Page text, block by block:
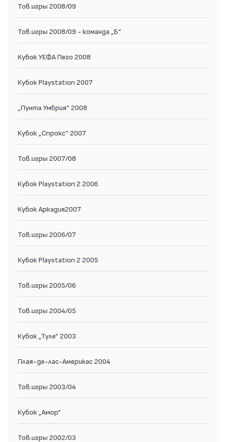
Тов.игры 2008/09
Тов.игры 2008/09 - команда „Б“
Кубок УЕФА Пего 2008
Кубок Playstation 2007
„Пунта Умбрия“ 2008
Кубок „Спрокс“ 2007
Тов.игры 2007/08
Кубок Playstation 2 2006
Кубок Аркадия2007
Тов.игры 2006/07
Кубок Playstation 2 2005
Тов.игры 2005/06
Тов.игры 2004/05
Кубок „Туле“ 2003
Плая-де-лас-Америкас 2004
Тов.игры 2003/04
Кубок „Амор“
Тов.игры 2002/03